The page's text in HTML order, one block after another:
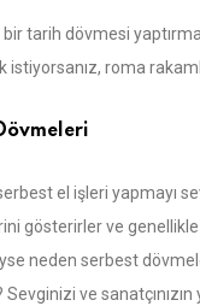
bir tarih dövmesi
istiyorsanız, roma
el işleri yapmayı
gösterirler ve
neden serbest
ve